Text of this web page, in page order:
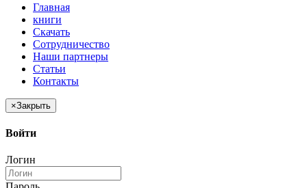
Главная
книги
Скачать
Сотрудничество
Наши партнеры
Статьи
Контакты
×Закрыть
Войти
Логин